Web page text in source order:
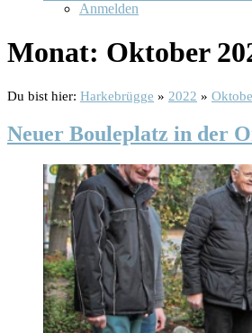
Anmelden
Monat: Oktober
Du bist hier: Harkebrügge » 2022 »
Neuer Bouleplatz in der